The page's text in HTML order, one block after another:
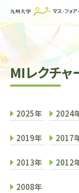
ホーム
IMIについて
組織・所員
企業の方へ
出版物一覧
サイト内
MIレクチャ
2025年 2024
2019年 2017
2013年 2012
2008年